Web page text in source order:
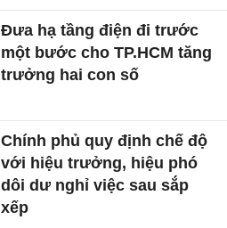
Đưa hạ tầng điện đi trước
một bước cho TP.HCM tăng
trưởng hai con số
Chính phủ quy định chế độ
với hiệu trưởng, hiệu phó
dôi dư nghỉ việc sau sắp
xếp